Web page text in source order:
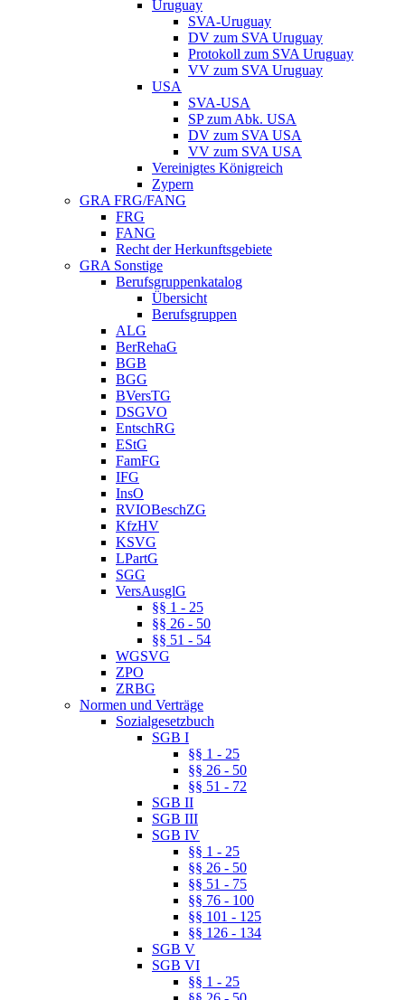
Uruguay
SVA-Uruguay
DV zum SVA Uruguay
Protokoll zum SVA Uruguay
VV zum SVA Uruguay
USA
SVA-USA
SP zum Abk. USA
DV zum SVA USA
VV zum SVA USA
Vereinigtes Königreich
Zypern
GRA FRG/FANG
FRG
FANG
Recht der Herkunftsgebiete
GRA Sonstige
Berufsgruppenkatalog
Übersicht
Berufsgruppen
ALG
BerRehaG
BGB
BGG
BVersTG
DSGVO
EntschRG
EStG
FamFG
IFG
InsO
RVIOBeschZG
KfzHV
KSVG
LPartG
SGG
VersAusglG
§§ 1 - 25
§§ 26 - 50
§§ 51 - 54
WGSVG
ZPO
ZRBG
Normen und Verträge
Sozialgesetzbuch
SGB I
§§ 1 - 25
§§ 26 - 50
§§ 51 - 72
SGB II
SGB III
SGB IV
§§ 1 - 25
§§ 26 - 50
§§ 51 - 75
§§ 76 - 100
§§ 101 - 125
§§ 126 - 134
SGB V
SGB VI
§§ 1 - 25